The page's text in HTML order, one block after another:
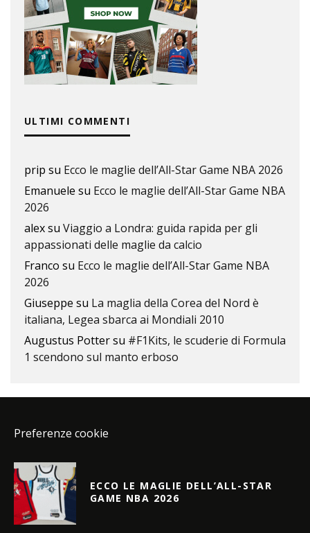
ULTIMI COMMENTI
prip su Ecco le maglie dell’All-Star Game NBA 2026
Emanuele su Ecco le maglie dell’All-Star Game NBA
2026
alexsu Viaggio a Londra: guida rapida per gli
appassionati delle maglie da calcio
Franco su Ecco le maglie dell’All-Star Game NBA
2026
Giuseppe su La maglia della Corea del Nord è
italiana, Legea sbarca ai Mondiali 2010
Augustus Pottersu #F1Kits, le scuderie di Formula
1 scendono sul manto erboso
Preferenze cookie
ECCO LE MAGLIE DELL’ALL-STAR
GAME NBA 2026